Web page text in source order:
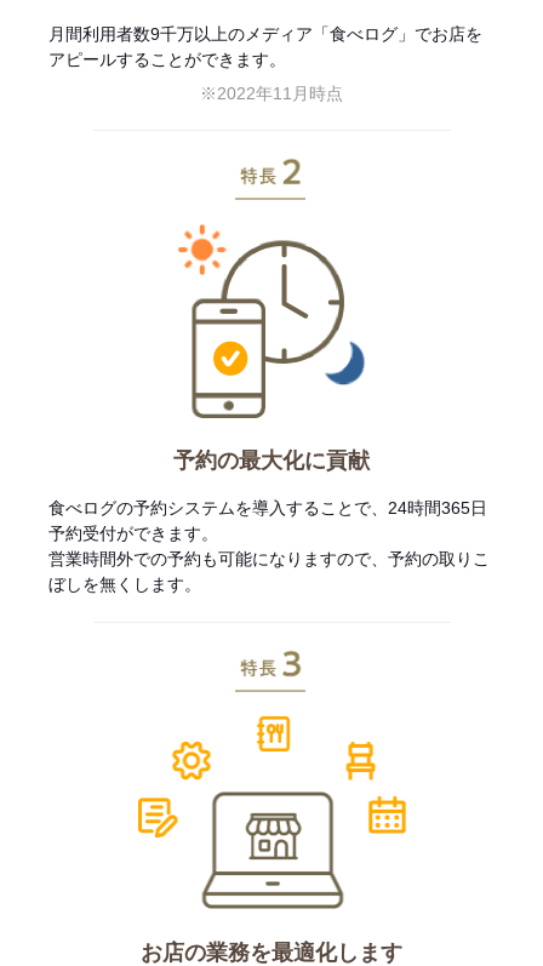
月間利用者数9千万以上のメディア「食べログ」でお店を
アピールすることができます。
※2022年11月時点
予約の最大化に貢献
食べログの予約システムを導入することで、24時間365日
予約受付ができます。
営業時間外での予約も可能になりますので、予約の取りこ
ぼしを無くします。
お店の業務を最適化します